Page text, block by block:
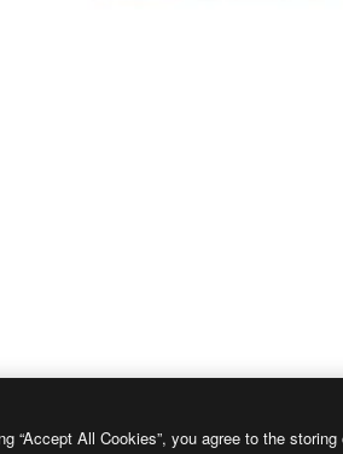
す。 AI画像生成ツールを使うと、あなた独自の画
“Accept All Cookies”, you agree to the